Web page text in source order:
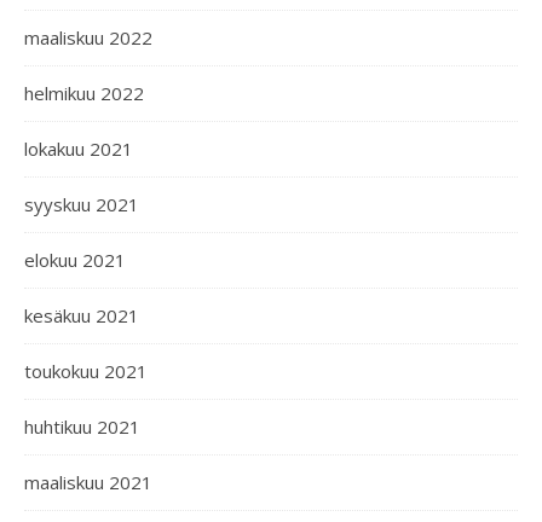
maaliskuu 2022
helmikuu 2022
lokakuu 2021
syyskuu 2021
elokuu 2021
kesäkuu 2021
toukokuu 2021
huhtikuu 2021
maaliskuu 2021